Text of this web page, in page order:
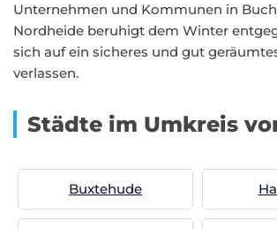
Unternehmen und Kommunen in
Nordheide beruhigt dem Winter
sich auf ein sicheres und gut
verlassen.
Städte im Umkreis
Buxtehude